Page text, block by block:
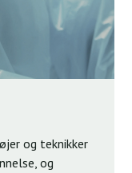
og teknikker
og